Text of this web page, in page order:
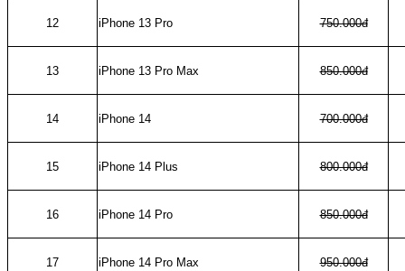
12 iPhone 13 Pro 750.000đ
13 iPhone 13 Pro Max 850.000đ
14 iPhone 14 700.000đ
15 iPhone 14 Plus 800.000đ
16 iPhone 14 Pro 850.000đ
17 iPhone 14 Pro Max 950.000đ